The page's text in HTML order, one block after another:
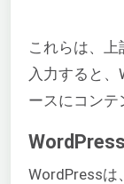
これらは、上
入力すると
ースにコンテ
WordPressは